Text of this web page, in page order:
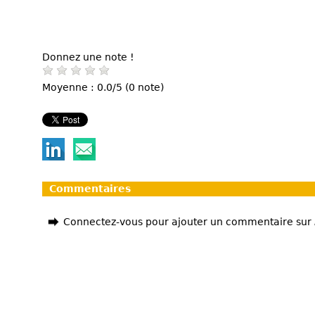
Donnez une note !
Moyenne : 0.0/5 (0 note)
Commentaires
Connectez-vous pour ajouter un commentaire sur